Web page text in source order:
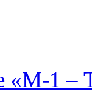
«М-1 –